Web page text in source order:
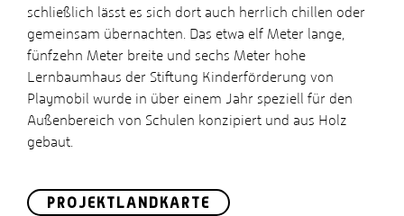
schließlich lässt es sich dort auch herrlich chillen oder
gemeinsam übernachten. Das etwa elf Meter lange,
fünfzehn Meter breite und sechs Meter hohe
Lernbaumhaus der Stiftung Kinderförderung von
Playmobil wurde in über einem Jahr speziell für den
Außenbereich von Schulen konzipiert und aus Holz
gebaut.
PROJEKTLANDKARTE